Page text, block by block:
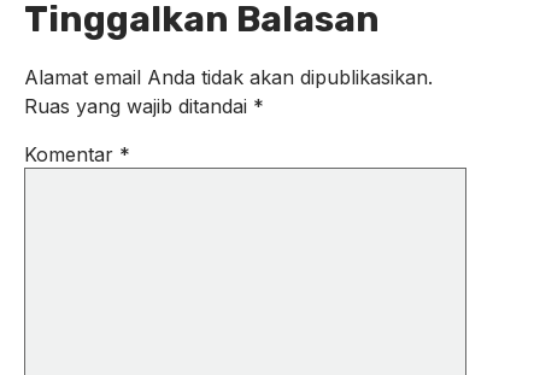
Tinggalkan Balasan
Alamat email Anda tidak akan dipublikasikan.
Ruas yang wajib ditandai *
Komentar *